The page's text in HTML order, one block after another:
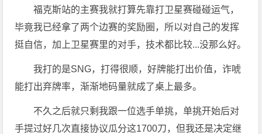
福克斯站的主赛我就打算先靠打卫星赛碰碰运气，
毕竟我已经拿了两个边赛的奖励圈，所以对自己的发挥
挺自信，加上卫星赛里的对手，技术都比较...没那么好。
我打的是SNG，打得很顺，好牌能打出价值，诈唬
能打出弃牌率，渐渐地码量就成了桌上最多。
不久之后就只剩我跟一位选手单挑，单挑开始后对
手提过好几次直接协议瓜分这1700刀，但我还是决定继